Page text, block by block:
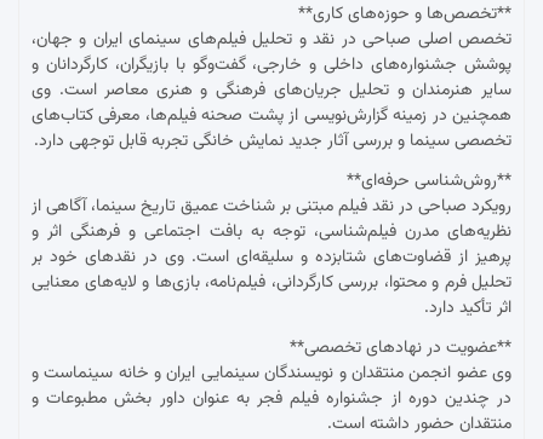
**تخصص‌ها و حوزه‌های کاری**
تخصص اصلی صباحی در نقد و تحلیل فیلم‌های سینمای ایران و جهان،
پوشش جشنواره‌های داخلی و خارجی، گفت‌وگو با بازیگران، کارگردانان و
سایر هنرمندان و تحلیل جریان‌های فرهنگی و هنری معاصر است. وی
همچنین در زمینه گزارش‌نویسی از پشت صحنه فیلم‌ها، معرفی کتاب‌های
تخصصی سینما و بررسی آثار جدید نمایش خانگی تجربه قابل توجهی دارد.
**روش‌شناسی حرفه‌ای**
رویکرد صباحی در نقد فیلم مبتنی بر شناخت عمیق تاریخ سینما، آگاهی از
نظریه‌های مدرن فیلم‌شناسی، توجه به بافت اجتماعی و فرهنگی اثر و
پرهیز از قضاوت‌های شتابزده و سلیقه‌ای است. وی در نقدهای خود بر
تحلیل فرم و محتوا، بررسی کارگردانی، فیلم‌نامه، بازی‌ها و لایه‌های معنایی
اثر تأکید دارد.
**عضویت در نهادهای تخصصی**
وی عضو انجمن منتقدان و نویسندگان سینمایی ایران و خانه سینماست و
در چندین دوره از جشنواره فیلم فجر به عنوان داور بخش مطبوعات و
منتقدان حضور داشته است.